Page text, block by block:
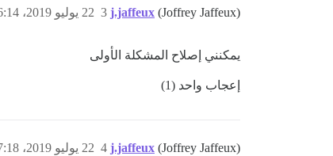
j.jaffeux (Joffrey Jaffeux) 22 يوليو 2019، 6:14ص 3
يمكنني إصلاح المشكلة الأولى
إعجاب واحد (1)
j.jaffeux (Joffrey Jaffeux) 22 يوليو 2019، 7:18ص 4